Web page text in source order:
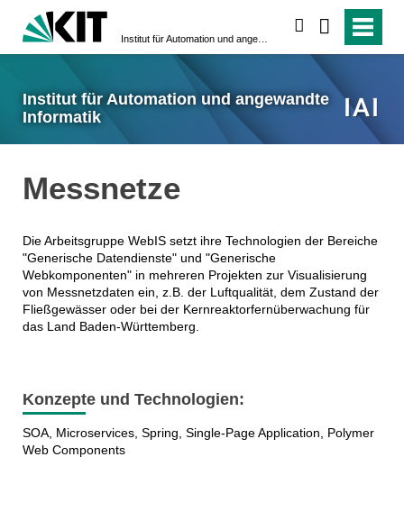
Institut für Automation und angewandte
Informatik
Messnetze
Die Arbeitsgruppe WebIS setzt ihre Technologien der Bereiche
"Generische Datendienste" und "Generische
Webkomponenten" in mehreren Projekten zur Visualisierung
von Messnetzdaten ein, z.B. der Luftqualität, dem Zustand der
Fließgewässer oder bei der Kernreaktorfernüberwachung für
das Land Baden-Württemberg.
Konzepte und Technologien:
SOA, Microservices, Spring, Single-Page Application, Polymer
Web Components